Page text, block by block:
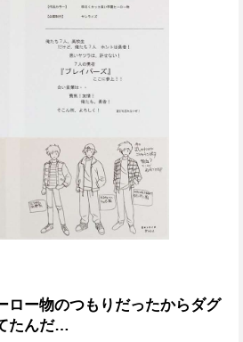
ロー物のつもりだったからダグ
たんだ…